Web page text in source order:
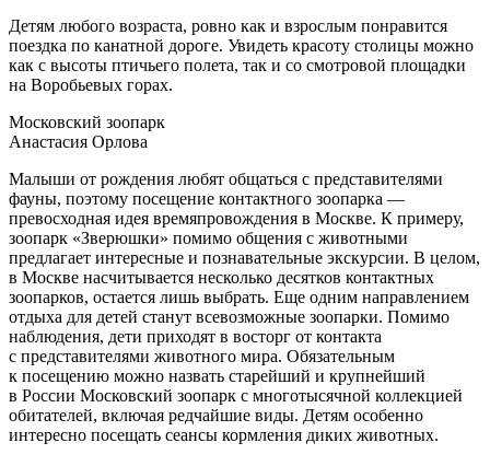
Детям любого возраста, ровно как и взрослым понравится
поездка по канатной дороге. Увидеть красоту столицы можно
как с высоты птичьего полета, так и со смотровой площадки
на Воробьевых горах.
Московский зоопарк
Анастасия Орлова
Малыши от рождения любят общаться с представителями
фауны, поэтому посещение контактного зоопарка —
превосходная идея времяпровождения в Москве. К примеру,
зоопарк «Зверюшки» помимо общения с животными
предлагает интересные и познавательные экскурсии. В целом,
в Москве насчитывается несколько десятков контактных
зоопарков, остается лишь выбрать. Еще одним направлением
отдыха для детей станут всевозможные зоопарки. Помимо
наблюдения, дети приходят в восторг от контакта
с представителями животного мира. Обязательным
к посещению можно назвать старейший и крупнейший
в России Московский зоопарк с многотысячной коллекцией
обитателей, включая редчайшие виды. Детям особенно
интересно посещать сеансы кормления диких животных.